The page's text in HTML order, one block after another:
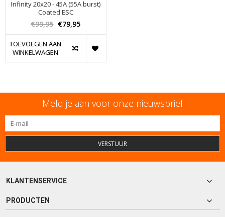
Infinity 20x20 - 45A (55A burst)
Coated ESC
€99,95 €79,95
TOEVOEGEN AAN
WINKELWAGEN
Meld je aan voor onze nieuwsbrief
VERSTUUR
KLANTENSERVICE
PRODUCTEN